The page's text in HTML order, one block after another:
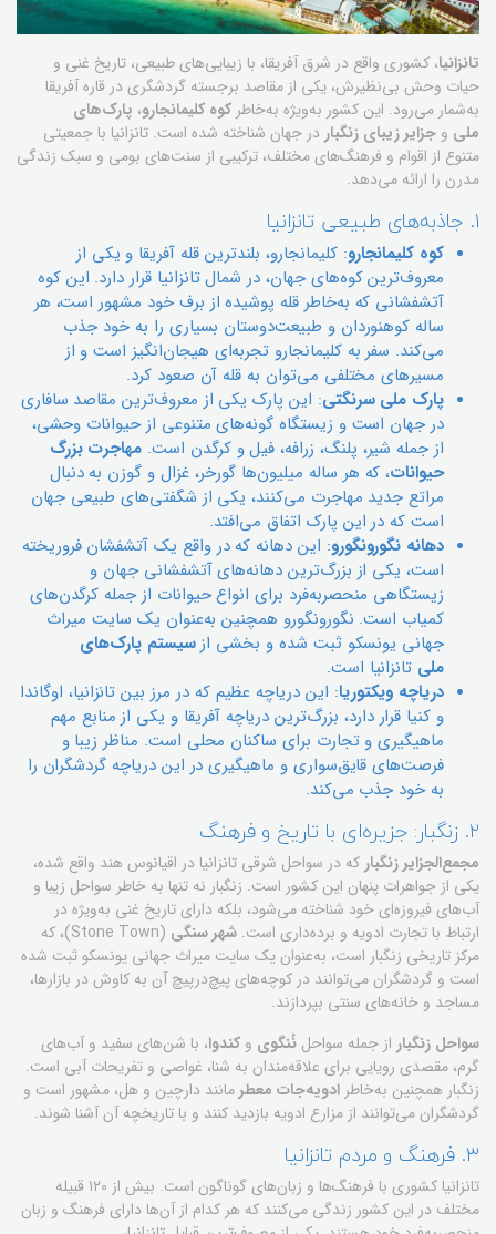
تانزانیا، کشوری واقع در شرق آفریقا، با زیبایی‌های طبیعی، تاریخ غنی و
حیات وحش بی‌نظیرش، یکی از مقاصد برجسته گردشگری در قاره آفریقا
به‌شمار می‌رود. این کشور به‌ویژه به‌خاطر کوه کلیمانجارو، پارک‌های
ملی و جزایر زیبای زنگبار در جهان شناخته شده است. تانزانیا با جمعیتی
متنوع از اقوام و فرهنگ‌های مختلف، ترکیبی از سنت‌های بومی و سبک زندگی
مدرن را ارائه می‌دهد.
۱. جاذبه‌های طبیعی تانزانیا
کوه کلیمانجارو: کلیمانجارو، بلندترین قله آفریقا و یکی از
معروف‌ترین کوه‌های جهان، در شمال تانزانیا قرار دارد. این کوه
آتشفشانی که به‌خاطر قله پوشیده از برف خود مشهور است، هر
ساله کوهنوردان و طبیعت‌دوستان بسیاری را به خود جذب
می‌کند. سفر به کلیمانجارو تجربه‌ای هیجان‌انگیز است و از
مسیرهای مختلفی می‌توان به قله آن صعود کرد.
پارک ملی سرنگتی: این پارک یکی از معروف‌ترین مقاصد سافاری
در جهان است و زیستگاه گونه‌های متنوعی از حیوانات وحشی،
از جمله شیر، پلنگ، زرافه، فیل و کرگدن است. مهاجرت بزرگ
حیوانات، که هر ساله میلیون‌ها گورخر، غزال و گوزن به دنبال
مراتع جدید مهاجرت می‌کنند، یکی از شگفتی‌های طبیعی جهان
است که در این پارک اتفاق می‌افتد.
دهانه نگورونگورو: این دهانه که در واقع یک آتشفشان فروریخته
است، یکی از بزرگ‌ترین دهانه‌های آتشفشانی جهان و
زیستگاهی منحصربه‌فرد برای انواع حیوانات از جمله کرگدن‌های
کمیاب است. نگورونگورو همچنین به‌عنوان یک سایت میراث
جهانی یونسکو ثبت شده و بخشی ازسیستم پارک‌های
ملی تانزانیا است.
دریاچه ویکتوریا: این دریاچه عظیم که در مرز بین تانزانیا، اوگاندا
و کنیا قرار دارد، بزرگ‌ترین دریاچه آفریقا و یکی از منابع مهم
ماهیگیری و تجارت برای ساکنان محلی است. مناظر زیبا و
فرصت‌های قایق‌سواری و ماهیگیری در این دریاچه گردشگران را
به خود جذب می‌کند.
۲. زنگبار: جزیره‌ای با تاریخ و فرهنگ
مجمع‌الجزایر زنگبار که در سواحل شرقی تانزانیا در اقیانوس هند واقع شده،
یکی از جواهرات پنهان این کشور است. زنگبار نه تنها به خاطر سواحل زیبا و
آب‌های فیروزه‌ای خود شناخته می‌شود، بلکه دارای تاریخ غنی به‌ویژه در
ارتباط با تجارت ادویه و برده‌داری است. شهر سنگی
(Stone Town)، که
مرکز تاریخی زنگبار است، به‌عنوان یک سایت میراث جهانی یونسکو ثبت شده
است و گردشگران می‌توانند در کوچه‌های پیچ‌درپیچ آن به کاوش در بازارها،
مساجد و خانه‌های سنتی بپردازند.
سواحل زنگبار از جمله سواحل نُنگوی و کندوا، با شن‌های سفید و آب‌های
گرم، مقصدی رویایی برای علاقه‌مندان به شنا، غواصی و تفریحات آبی است.
زنگبار همچنین به‌خاطر ادویه‌جات معطرمانند دارچین و هل، مشهور است و
گردشگران می‌توانند از مزارع ادویه بازدید کنند و با تاریخچه آن آشنا شوند.
۳. فرهنگ و مردم تانزانیا
تانزانیا کشوری با فرهنگ‌ها و زبان‌های گوناگون است. بیش از ۱۲۰ قبیله
مختلف در این کشور زندگی می‌کنند که هر کدام از آن‌ها دارای فرهنگ و زبان